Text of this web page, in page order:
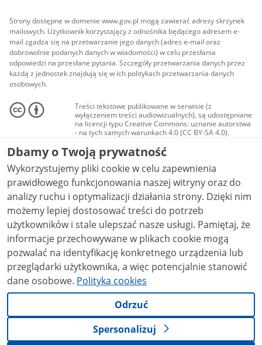
Strony dostępne w domenie www.gov.pl mogą zawierać adresy skrzynek
mailowych. Użytkownik korzystający z odnośnika będącego adresem e-
mail zgadza się na przetwarzanie jego danych (adres e-mail oraz
dobrowolnie podanych danych w wiadomości) w celu przesłania
odpowiedzi na przesłane pytania. Szczegóły przetwarzania danych przez
każdą z jednostek znajdują się w ich politykach przetwarzania danych
osobowych.
Treści tekstowe publikowane w serwisie (z
wyłączeniem treści audiowizualnych), są udostępniane
na licencji typu Creative Commons: uznanie autorstwa
- na tych samych warunkach 4.0 (CC BY-SA 4.0).
Materiały audiowizualne, w tym zdjęcia, materiały
audio i wideo, są udostępniane na licencji typu
Creative Commons: uznanie autorstwa użycie
niekomercyjne - bez utworów zależnych 4.0 (CC BY-
NC-ND 4.0), o ile nie jest to stwierdzone inaczej.
Dbamy o Twoją prywatność
Wykorzystujemy pliki cookie w celu zapewnienia
prawidłowego funkcjonowania naszej witryny oraz do
analizy ruchu i optymalizacji działania strony. Dzięki nim
możemy lepiej dostosować treści do potrzeb
użytkowników i stale ulepszać nasze usługi. Pamiętaj, że
informacje przechowywane w plikach cookie mogą
pozwalać na identyfikację konkretnego urządzenia lub
przeglądarki użytkownika, a więc potencjalnie stanowić
dane osobowe. Polityka cookies
Odrzuć
Spersonalizuj